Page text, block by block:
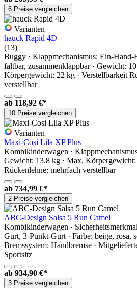
6 Preise vergleichen
Varianten
hauck Rapid 4D
(13)
Buggy · Klappmechanismus: Ein-Hand-
faltbar, zusammenklappbar · Gewicht:
Körpergewicht: 22 kg · Verstellbarkeit
verstellbar
ab 118,92 €*
10 Preise vergleichen
Varianten
Maxi-Cosi Lila XP Plus
Kombikinderwagen ·
Gewicht: 13.8 kg · Max.
Rückenlehne: mehrfach verstellbar
ab 734,99 €*
2 Preise vergleichen
ABC-Design Salsa 5 Run Camel
Kombikinderwagen ·
Gurt, 3-Punkt-Gurt · Farbe: beige, rosa,
Bremssystem: Handbremse ·
Sportsitz
ab 934,90 €*
3 Preise vergleichen